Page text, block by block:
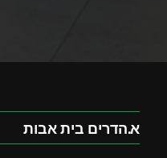
א.הדרים בית אבות